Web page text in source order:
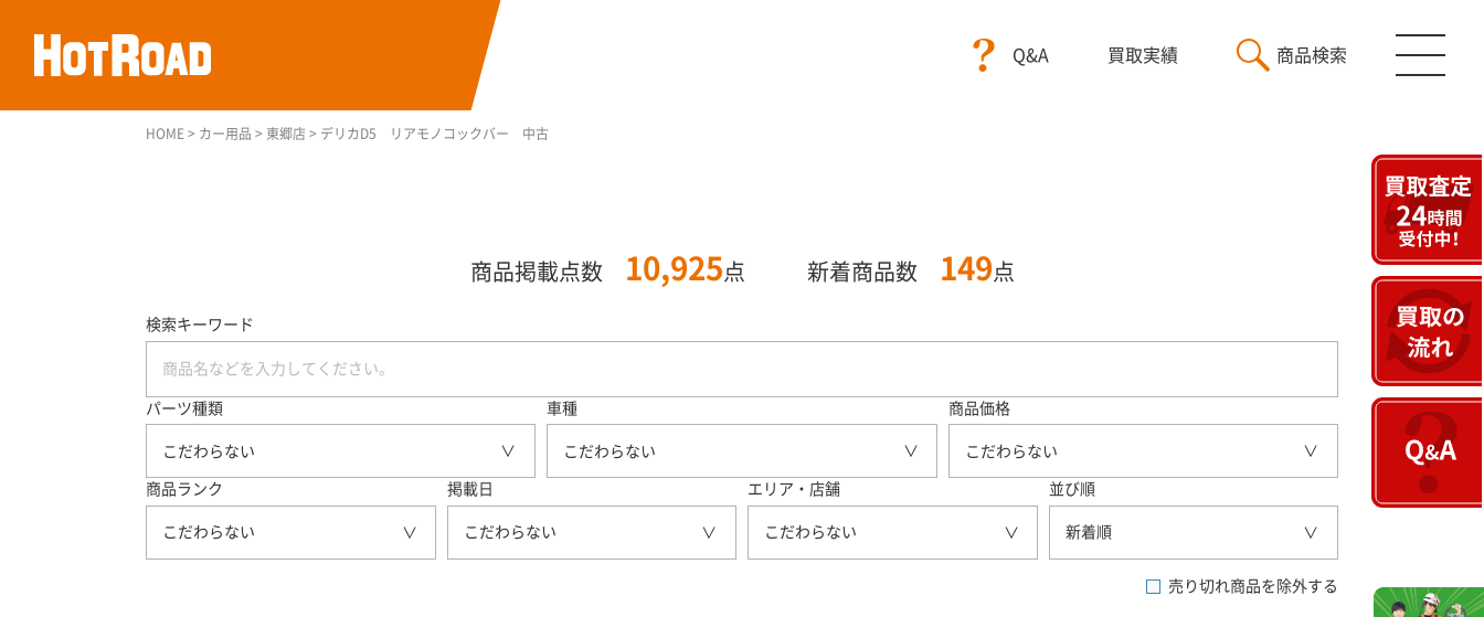
Q&A 買取実績 商品検索
HOME > カー用品 > 東郷店 > デリカD5 リアモノコックバー 中古
商品掲載点数 10,925 点 新着商品数 149 点
検索キーワード
パーツ種類
こだわらない
車種
こだわらない
商品価格
こだわらない
商品ランク
こだわらない
掲載日
こだわらない
エリア・店舗
こだわらない
並び順
新着順
売り切れ商品を除外する